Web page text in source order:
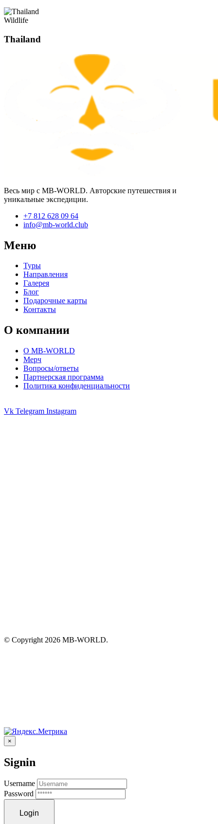
Wildlife
Thailand
Весь мир с MB-WORLD. Авторские путешествия и
уникальные экспедиции.
+7 812 628 09 64
info@mb-world.club
Меню
Туры
Направления
Галерея
Блог
Подарочные карты
Контакты
О компании
О MB-WORLD
Мерч
Вопросы/ответы
Партнерская программа
Политика конфиденциальности
Vk Telegram Instagram
© Copyright 2026 MB-WORLD.
×
Signin
Username
Password